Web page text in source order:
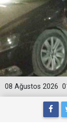
08 Ağustos 2026